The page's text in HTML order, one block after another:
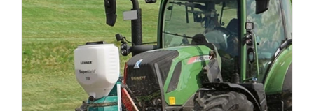
DETAILS